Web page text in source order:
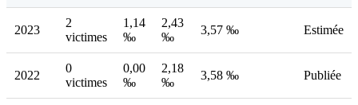
2023
2
victimes
1,14
‰
2,43
‰
3,57 ‰ Estimée
2022
0
victimes
0,00
‰
2,18
‰
3,58 ‰ Publiée